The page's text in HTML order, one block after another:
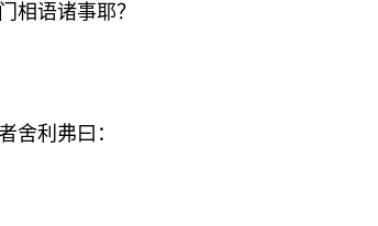
相语诸事耶？
舍利弗曰：